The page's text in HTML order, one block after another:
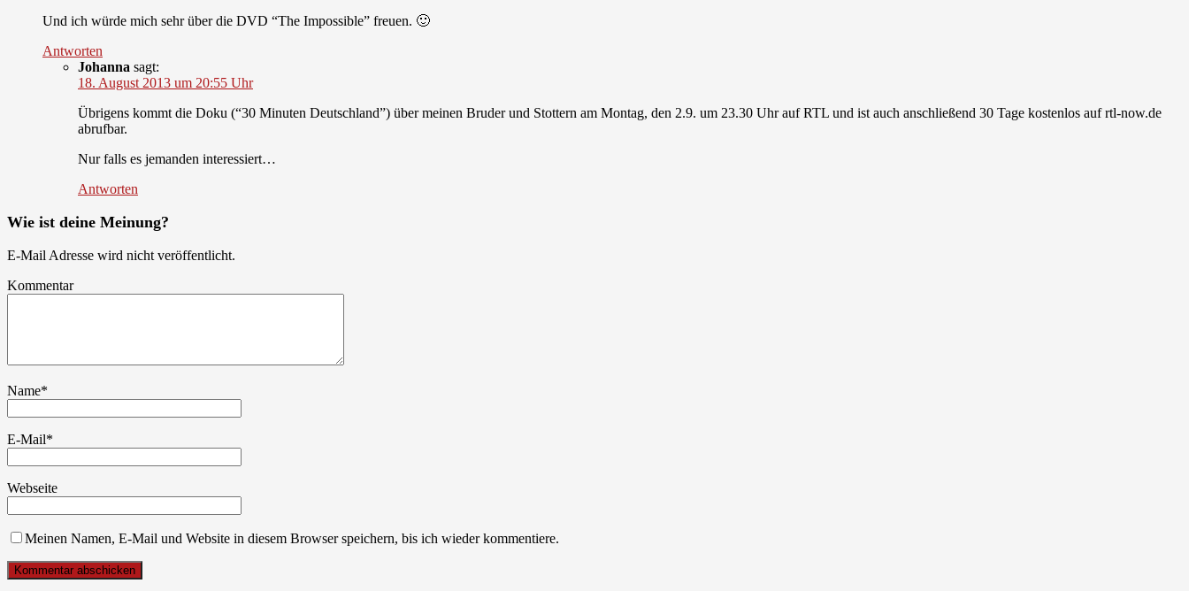
Und ich würde mich sehr über die DVD “The Impossible” freuen. 🙂
Antworten
Johanna sagt:
18. August 2013 um 20:55 Uhr
Übrigens kommt die Doku (“30 Minuten Deutschland”) über meinen Bruder und Stottern am Montag, den 2.9. um 23.30 Uhr auf RTL und ist auch anschließend 30 Tage kostenlos auf rtl-now.de
abrufbar.
Nur falls es jemanden interessiert…
Antworten
Wie ist deine Meinung?
E-Mail Adresse wird nicht veröffentlicht.
Kommentar
Name*
E-Mail*
Webseite
Meinen Namen, E-Mail und Website in diesem Browser speichern, bis ich wieder kommentiere.